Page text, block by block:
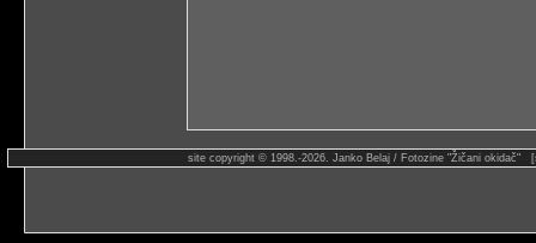
site copyright © 1998.-2026. Janko Belaj / Fotozine "Žičani okidač"